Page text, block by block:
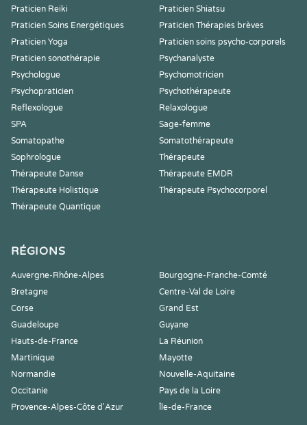
Praticien Reiki
Praticien Shiatsu
Praticien Soins Energétiques
Praticien Thérapies brèves
Praticien Yoga
Praticien soins psycho-corporels
Praticien sonothérapie
Psychanalyste
Psychologue
Psychomotricien
Psychopraticien
Psychothérapeute
Reflexologue
Relaxologue
SPA
Sage-femme
Somatopathe
Somatothérapeute
Sophrologue
Thérapeute
Thérapeute Danse
Thérapeute EMDR
Thérapeute Holistique
Thérapeute Psychocorporel
Thérapeute Quantique
RÉGIONS
Auvergne-Rhône-Alpes
Bourgogne-Franche-Comté
Bretagne
Centre-Val de Loire
Corse
Grand Est
Guadeloupe
Guyane
Hauts-de-France
La Réunion
Martinique
Mayotte
Normandie
Nouvelle-Aquitaine
Occitanie
Pays de la Loire
Provence-Alpes-Côte d'Azur
Île-de-France